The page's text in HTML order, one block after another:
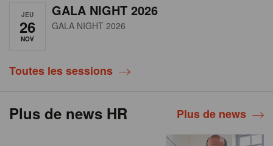
JEU
26
NOV
GALA NIGHT 2026
GALA NIGHT 2026
Toutes les sessions
Plus de news HR Plus de news